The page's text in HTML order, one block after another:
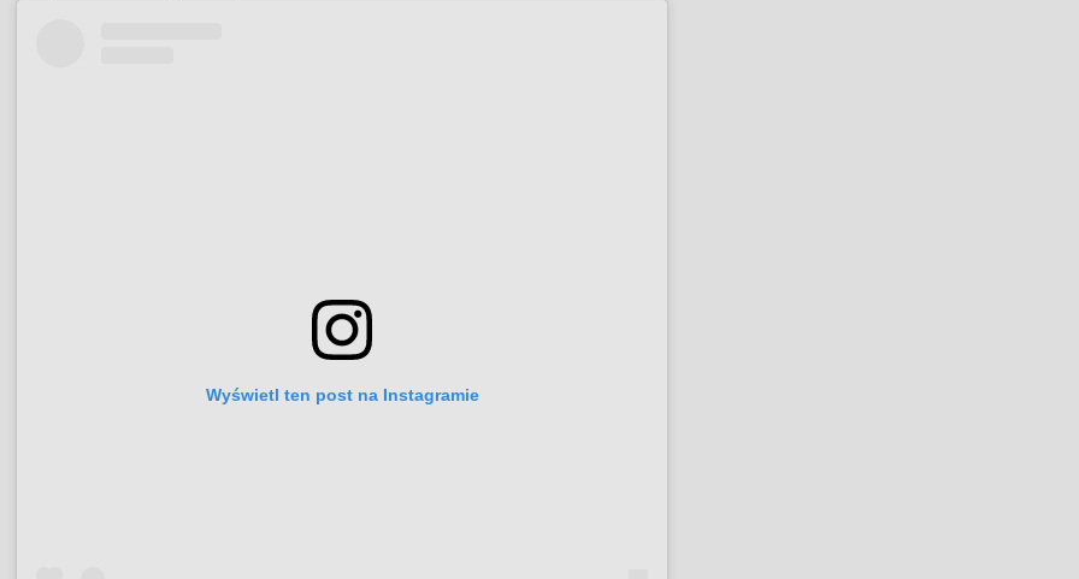
Wyświetl ten post na Instagramie